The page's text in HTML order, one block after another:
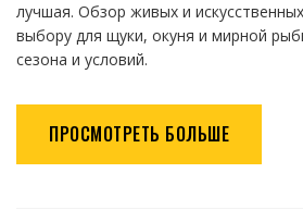
лучшая. Обзор живых и
выбору для щуки, окуня и мирной
сезона и условий.
ПРОСМОТРЕТЬ БОЛЬШЕ